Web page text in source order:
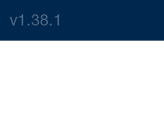
v1.38.1